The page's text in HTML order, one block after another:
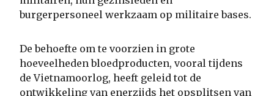
burgerpersoneel werkzaam op militaire bases.
De behoefte om te voorzien in grote
hoeveelheden bloedproducten, vooral tijdens
de Vietnamoorlog, heeft geleid tot de
ontwikkeling van enerzijds het opsplitsen van